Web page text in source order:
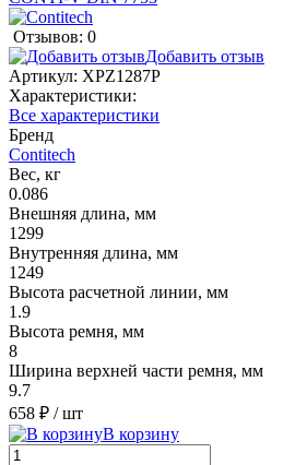
Отзывов: 0
Добавить отзыв
Артикул: XPZ1287P
Характеристики:
Все характеристики
Бренд
Contitech
Вес, кг
0.086
Внешняя длина, мм
1299
Внутренняя длина, мм
1249
Высота расчетной линии, мм
1.9
Высота ремня, мм
8
Ширина верхней части ремня, мм
9.7
658 ₽ / шт
В корзину